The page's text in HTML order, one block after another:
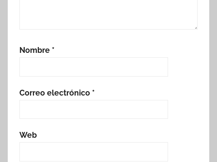
Nombre *
Correo electrónico *
Web